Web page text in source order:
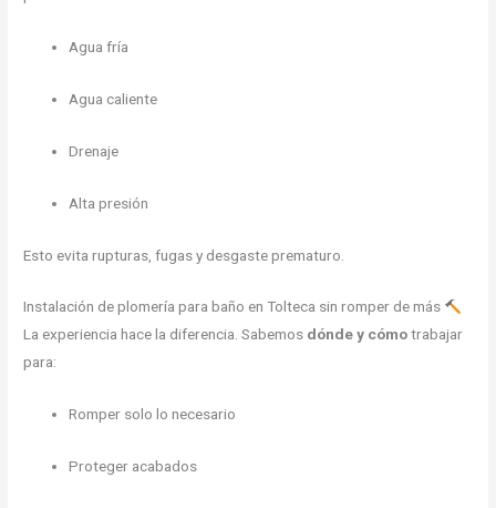
Agua fría
Agua caliente
Drenaje
Alta presión
Esto evita rupturas, fugas y desgaste prematuro.
Instalación de plomería para baño en Tolteca sin romper de más
La experiencia hace la diferencia. Sabemos dónde y cómotrabajar
para:
Romper solo lo necesario
Proteger acabados